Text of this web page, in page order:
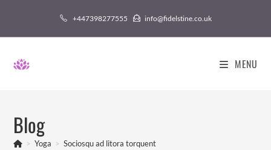
content
+447398277555 info@fidelstine.co.uk
MENU
Blog
> Yoga > Sociosqu ad litora torquent